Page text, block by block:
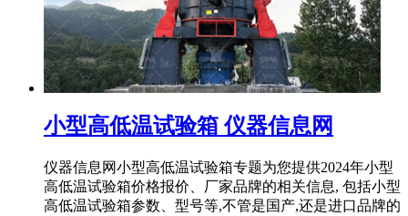
小型高低温试验箱 仪器信息网
仪器信息网小型高低温试验箱专题为您提供2024年小型
高低温试验箱价格报价、厂家品牌的相关信息, 包括小型
高低温试验箱参数、型号等,不管是国产,还是进口品牌的